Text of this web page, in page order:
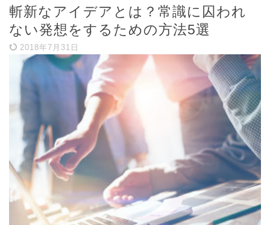
斬新なアイデアとは？常識に囚われ
ない発想をするための方法5選
2018年7月31日